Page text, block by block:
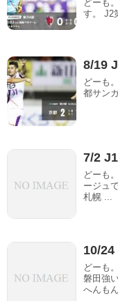
どーも
す。 J2
8/19
どーも
都サン
7/2
どーも
ージュ
札幌 ...
10/
どーも
磐田強
へんも